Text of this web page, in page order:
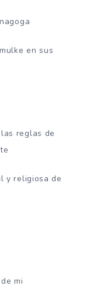
en sus
reglas de
y religiosa de
mi